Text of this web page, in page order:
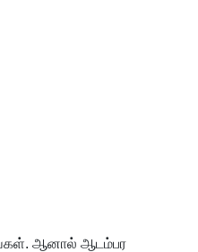
ஆனால் ஆடம்பர